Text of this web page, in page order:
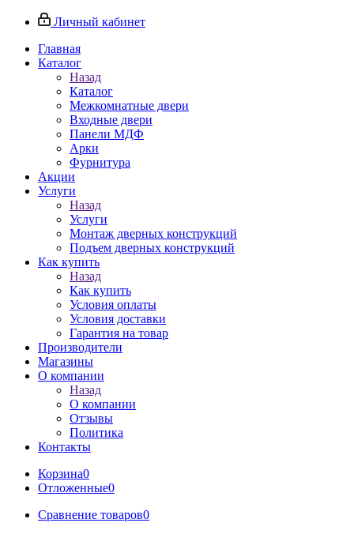
Личный кабинет
Главная
Каталог
Назад
Каталог
Межкомнатные двери
Входные двери
Панели МДФ
Арки
Фурнитура
Акции
Услуги
Назад
Услуги
Монтаж дверных конструкций
Подъем дверных конструкций
Как купить
Назад
Как купить
Условия оплаты
Условия доставки
Гарантия на товар
Производители
Магазины
О компании
Назад
О компании
Отзывы
Политика
Контакты
Корзина0
Отложенные0
Сравнение товаров0